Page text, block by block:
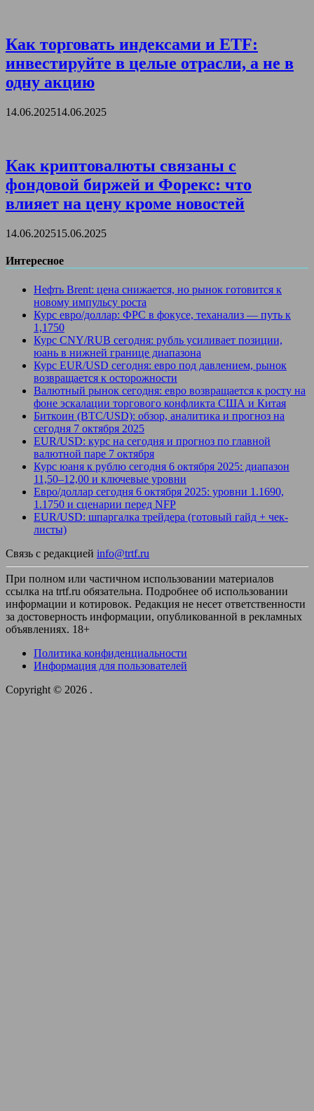
Как торговать индексами и ETF:
инвестируйте в целые отрасли, а не в
одну акцию
14.06.202514.06.2025
Как криптовалюты связаны с
фондовой биржей и Форекс: что
влияет на цену кроме новостей
14.06.202515.06.2025
Интересное
Нефть Brent: цена снижается, но рынок готовится к
новому импульсу роста
Курс евро/доллар: ФРС в фокусе, теханализ — путь к
1,1750
Курс CNY/RUB сегодня: рубль усиливает позиции,
юань в нижней границе диапазона
Курс EUR/USD сегодня: евро под давлением, рынок
возвращается к осторожности
Валютный рынок сегодня: евро возвращается к росту на
фоне эскалации торгового конфликта США и Китая
Биткоин (BTC/USD): обзор, аналитика и прогноз на
сегодня 7 октября 2025
EUR/USD: курс на сегодня и прогноз по главной
валютной паре 7 октября
Курс юаня к рублю сегодня 6 октября 2025: диапазон
11,50–12,00 и ключевые уровни
Евро/доллар сегодня 6 октября 2025: уровни 1.1690,
1.1750 и сценарии перед NFP
EUR/USD: шпаргалка трейдера (готовый гайд + чек-
листы)
Связь с редакцией info@trtf.ru
При полном или частичном использовании материалов
ссылка на trtf.ru обязательна. Подробнее об использовании
информации и котировок. Редакция не несет ответственности
за достоверность информации, опубликованной в рекламных
объявлениях. 18+
Политика конфиденциальности
Информация для пользователей
Copyright © 2026 .